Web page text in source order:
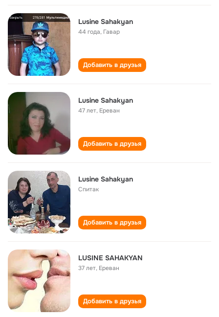
Lusine Sahakyan
44 года, Гавар
Добавить в друзья
Lusine Sahakyan
47 лет, Ереван
Добавить в друзья
Lusine Sahakyan
Спитак
Добавить в друзья
LUSINE SAHAKYAN
37 лет, Ереван
Добавить в друзья